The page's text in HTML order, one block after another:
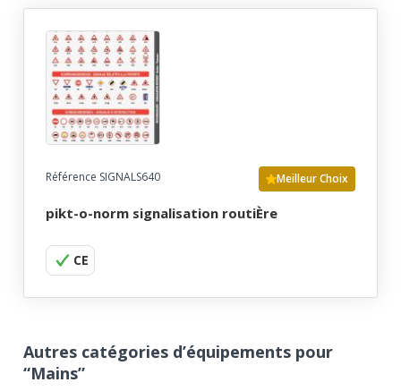
Référence SIGNALS640 Meilleur Choix
pikt-o-norm signalisation routiÈre
CE
Autres catégories d’équipements pour
“Mains”